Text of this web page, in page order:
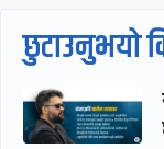
छुटाउनुभयो